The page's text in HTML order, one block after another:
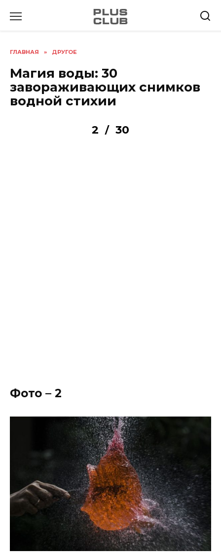
ГЛАВНАЯ » ДРУГОЕ
Магия воды: 30
завораживающих снимков
водной стихии
2 / 30
Фото – 2